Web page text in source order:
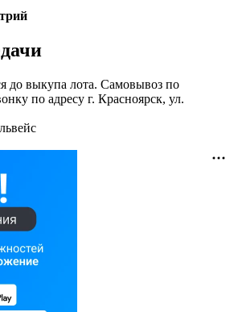
до выкупа лота. Самовывоз по
по адресу г. Красноярск, ул.